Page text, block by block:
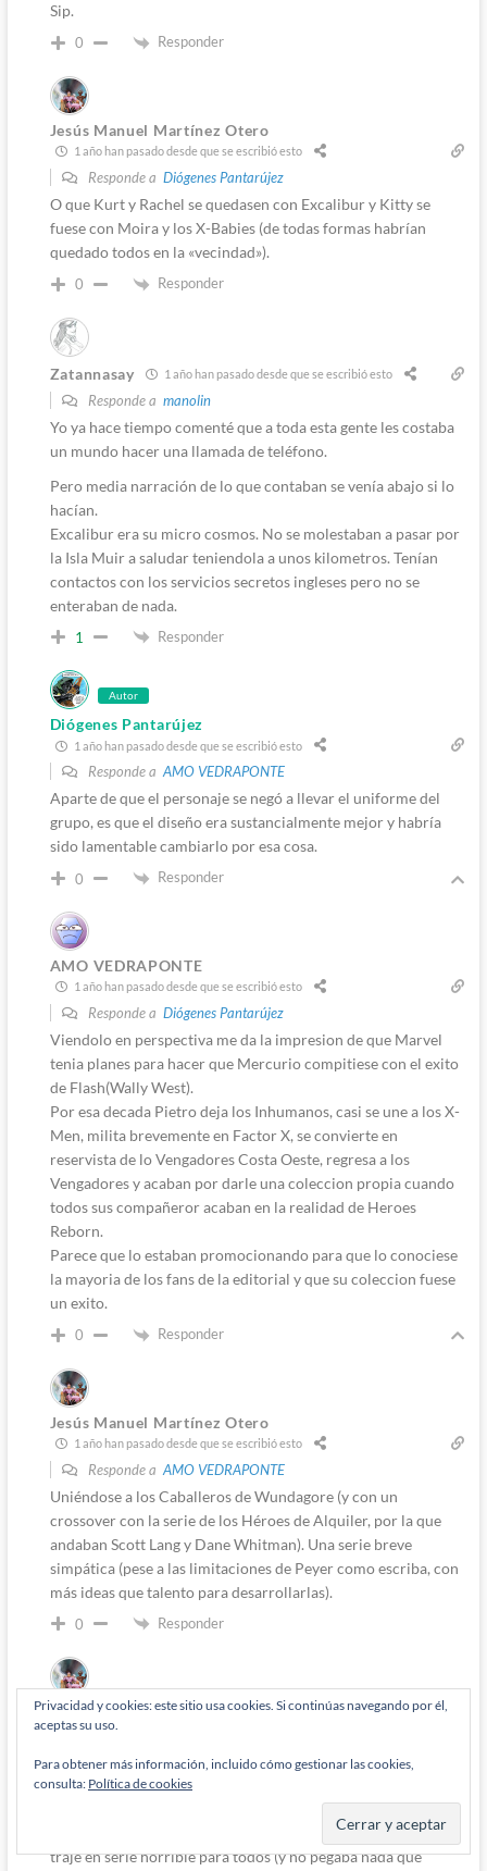
Sip.
0 Responder
Jesús Manuel Martínez Otero
1 año han pasado desde que se escribió esto
Responde a Diógenes Pantarújez
O que Kurt y Rachel se quedasen con Excalibur y Kitty se
fuese con Moira y los X-Babies (de todas formas habrían
quedado todos en la «vecindad»).
0 Responder
Zatannasay 1 año han pasado desde que se escribió esto
Responde a manolin
Yo ya hace tiempo comenté que a toda esta gente les costaba
un mundo hacer una llamada de teléfono.
Pero media narración de lo que contaban se venía abajo si lo
hacían.
Excalibur era su micro cosmos. No se molestaban a pasar por
la Isla Muir a saludar teniendola a unos kilometros. Tenían
contactos con los servicios secretos ingleses pero no se
enteraban de nada.
1 Responder
Autor
Diógenes Pantarújez
1 año han pasado desde que se escribió esto
Responde aAMO VEDRAPONTE
Aparte de que el personaje se negó a llevar el uniforme del
grupo, es que el diseño era sustancialmente mejor y habría
sido lamentable cambiarlo por esa cosa.
0 Responder
AMO VEDRAPONTE
1 año han pasado desde que se escribió esto
Responde a Diógenes Pantarújez
Viendolo en perspectiva me da la impresion de que Marvel
tenia planes para hacer que Mercurio compitiese con el exito
de Flash(Wally West).
Por esa decada Pietro deja los Inhumanos, casi se une a los X-
Men, milita brevemente en Factor X, se convierte en
reservista de lo Vengadores Costa Oeste, regresa a los
Vengadores y acaban por darle una coleccion propia cuando
todos sus compañeror acaban en la realidad de Heroes
Reborn.
Parece que lo estaban promocionando para que lo conociese
la mayoria de los fans de la editorial y que su coleccion fuese
un exito.
0 Responder
Jesús Manuel Martínez Otero
1 año han pasado desde que se escribió esto
Responde a AMO VEDRAPONTE
Uniéndose a los Caballeros de Wundagore (y con un
crossover con la serie de los Héroes de Alquiler, por la que
andaban Scott Lang y Dane Whitman). Una serie breve
simpática (pese a las limitaciones de Peyer como escriba, con
más ideas que talento para desarrollarlas).
0 Responder
Jesús Manuel Martínez Otero
1 año han pasado desde que se escribió esto
Responde aDiógenes Pantarújez
Y demostró tener toda la razón del mundo. Acordaos de la
última lamentable intentona de Peter David en los X-Factor,
en la breve versión corporativa del grupo (lo de All-New) con
traje en serie horrible para todos (y no pegaba nada que
Privacidad y cookies: este sitio usa cookies. Si continúas navegando por él,
aceptas su uso.
Para obtener más información, incluido cómo gestionar las cookies,
consulta: Política de cookies